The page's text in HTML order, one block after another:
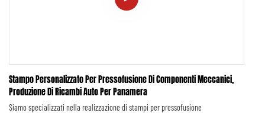
Stampo Personalizzato Per Pressofusione Di Componenti Meccanici,
Produzione Di Ricambi Auto Per Panamera
Siamo specializzati nella realizzazione di stampi per pressofusione